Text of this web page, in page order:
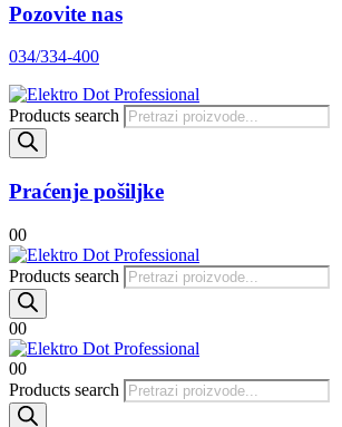
Pozovite nas
034/334-400
Products search
Praćenje pošiljke
00
Products search
00
00
Products search